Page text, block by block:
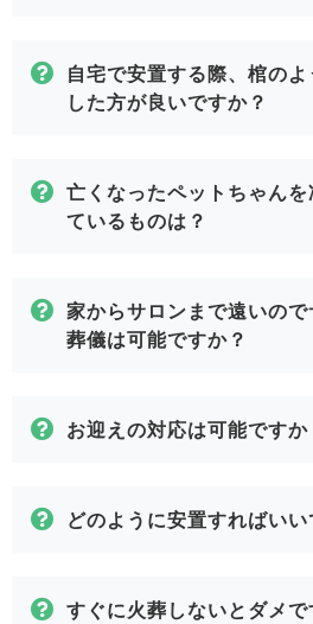
自宅で安置する際、棺の
した方が良いですか？
亡くなったペットちゃん
ているものは？
家からサロンまで遠いの
葬儀は可能ですか？
お迎えの対応は可能ですか
どのように安置すればいい
すぐに火葬しないとダメで